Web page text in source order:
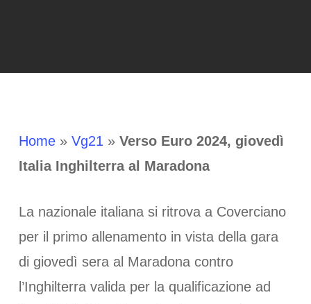
Home» Vg21 » Verso Euro 2024, giovedì
Italia Inghilterra al Maradona
La nazionale italiana si ritrova a Coverciano
per il primo allenamento in vista della gara
di giovedì sera al Maradona contro
l’Inghilterra valida per la qualificazione ad